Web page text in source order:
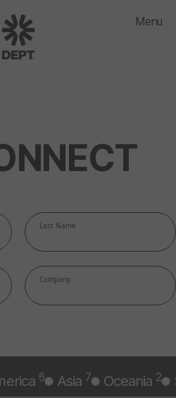
Menu
6 Asia 7 Oceania 2